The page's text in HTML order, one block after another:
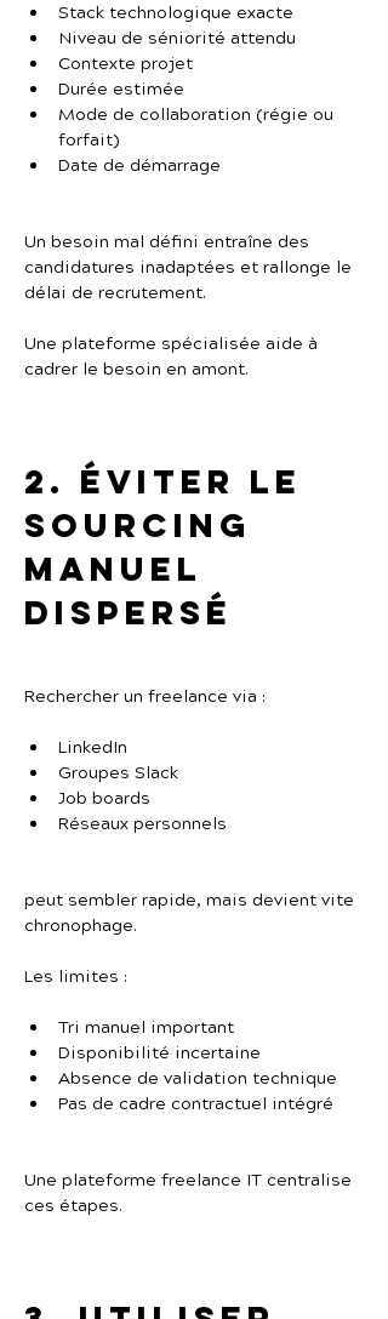
Stack technologique exacte
Niveau de séniorité attendu
Contexte projet
Durée estimée
Mode de collaboration (régie ou
forfait)
Date de démarrage
Un besoin mal défini entraîne des
candidatures inadaptées et rallonge le
délai de recrutement.
Une plateforme spécialisée aide à
cadrer le besoin en amont.
2. Éviter le
sourcing
manuel
dispersé
Rechercher un freelance via :
LinkedIn
Groupes Slack
Job boards
Réseaux personnels
peut sembler rapide, mais devient vite
chronophage.
Les limites :
Tri manuel important
Disponibilité incertaine
Absence de validation technique
Pas de cadre contractuel intégré
Une plateforme freelance IT centralise
ces étapes.